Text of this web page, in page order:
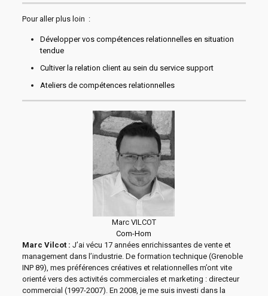
Pour aller plus loin :
Développer vos compétences relationnelles en situation
tendue
Cultiver la relation client au sein du service support
Ateliers de compétences relationnelles
Marc VILCOT
Com-Hom
Marc Vilcot : J’ai vécu 17 années enrichissantes de vente et
management dans l’industrie. De formation technique (Grenoble
INP 89), mes préférences créatives et relationnelles m’ont vite
orienté vers des activités commerciales et marketing : directeur
commercial (1997-2007). En 2008, je me suis investi dans la